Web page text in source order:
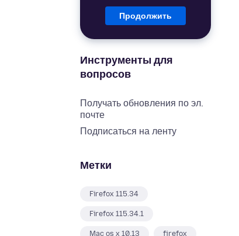
Продолжить
Инструменты для
вопросов
Получать обновления по эл.
почте
Подписаться на ленту
Метки
Firefox 115.34
Firefox 115.34.1
Mac os x 10.13 firefox